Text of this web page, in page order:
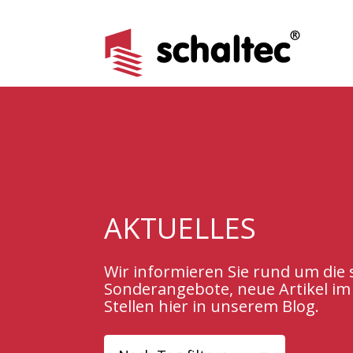
AKTUELLES
Wir informieren Sie rund um die
Sonderangebote, neue Artikel im
Stellen hier in unserem Blog.